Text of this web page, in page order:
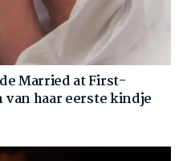
Married at First-
haar eerste kindje